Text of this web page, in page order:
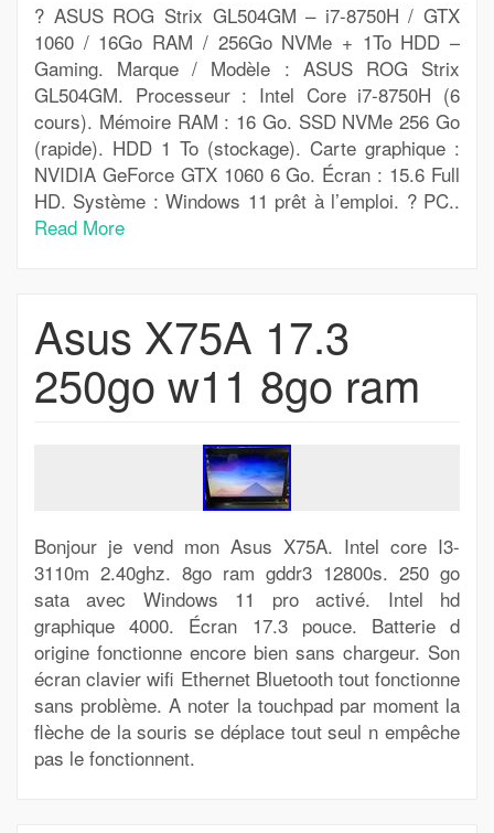
? ASUS ROG Strix GL504GM – i7-8750H / GTX
1060 / 16Go RAM / 256Go NVMe + 1To HDD –
Gaming. Marque / Modèle : ASUS ROG Strix
GL504GM. Processeur : Intel Core i7-8750H (6
cours). Mémoire RAM : 16 Go. SSD NVMe 256 Go
(rapide). HDD 1 To (stockage). Carte graphique :
NVIDIA GeForce GTX 1060 6 Go. Écran : 15.6 Full
HD. Système : Windows 11 prêt à l’emploi. ? PC..
Read More
Asus X75A 17.3
250go w11 8go ram
Bonjour je vend mon Asus X75A. Intel core I3-
3110m 2.40ghz. 8go ram gddr3 12800s. 250 go
sata avec Windows 11 pro activé. Intel hd
graphique 4000. Écran 17.3 pouce. Batterie d
origine fonctionne encore bien sans chargeur. Son
écran clavier wifi Ethernet Bluetooth tout fonctionne
sans problème. A noter la touchpad par moment la
flèche de la souris se déplace tout seul n empêche
pas le fonctionnent.